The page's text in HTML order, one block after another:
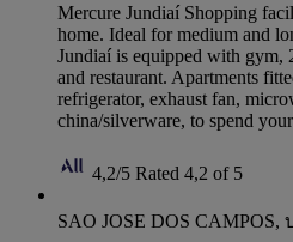
Mercure Jundiaí Shopping
home. Ideal for medium and
Jundiaí is equipped with gym,
and restaurant. Apartments
refrigerator, exhaust fan,
china/silverware, to spend
4,2/5 Rated 4,2 of 5
SAO JOSE DOS CAMPOS,